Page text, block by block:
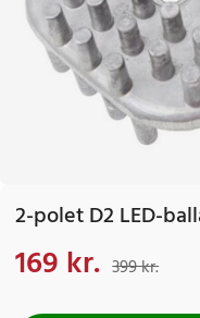
2-polet D2 LED-
Nuværende pris
169 kr. 399 kr.